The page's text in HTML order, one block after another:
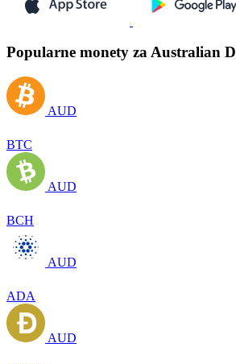
Popularne monety za Australian
AUD
BTC
AUD
BCH
AUD
ADA
AUD